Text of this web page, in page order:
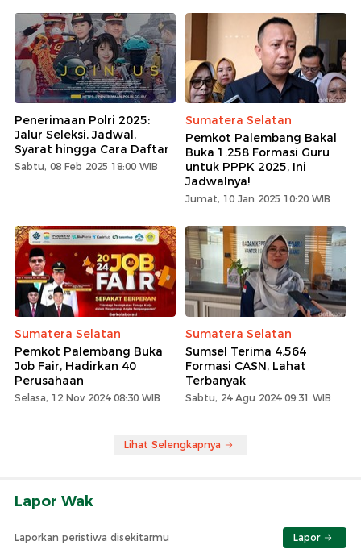
Penerimaan Polri 2025:
Jalur Seleksi, Jadwal,
Syarat hingga Cara Daftar
Sabtu, 08 Feb 2025 18:00 WIB
Sumatera Selatan
Pemkot Palembang Bakal
Buka 1.258 Formasi Guru
untuk PPPK 2025, Ini
Jadwalnya!
Jumat, 10 Jan 2025 10:20 WIB
Sumatera Selatan
Pemkot Palembang Buka
Job Fair, Hadirkan 40
Perusahaan
Selasa, 12 Nov 2024 08:30 WIB
Sumatera Selatan
Sumsel Terima 4.564
Formasi CASN, Lahat
Terbanyak
Sabtu, 24 Agu 2024 09:31 WIB
Lihat Selengkapnya
Lapor Wak
Laporkan peristiwa disekitarmu Lapor